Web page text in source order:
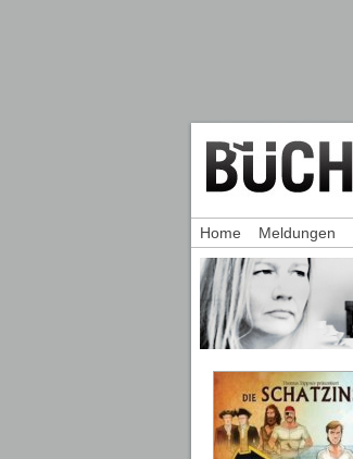
Home Meldungen